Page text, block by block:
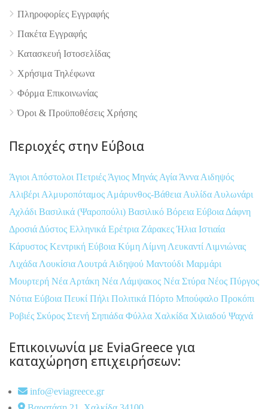
Πληροφορίες Εγγραφής
Πακέτα Εγγραφής
Κατασκευή Ιστοσελίδας
Χρήσιμα Τηλέφωνα
Φόρμα Επικοινωνίας
Όροι & Προϋποθέσεις Xρήσης
Περιοχές στην Εύβοια
Άγιοι Απόστολοι Πετριές Άγιος Μηνάς Αγία Άννα Αιδηψός
Αλιβέρι Αλμυροπόταμος Αμάρυνθος-Βάθεια Αυλίδα Αυλωνάρι
Αχλάδι Βασιλικά (Ψαροπούλι) Βασιλικό Βόρεια Εύβοια Δάφνη
Δροσιά Δύστος Ελληνικά Ερέτρια ΖάρακεςΉλια Ιστιαία
Κάρυστος Κεντρική Εύβοια Κύμη Λίμνη Λευκαντί Λιμνιώνας
Λιχάδα Λουκίσια Λουτρά Αιδηψού Μαντούδι Μαρμάρι
Μουρτερή Νέα Αρτάκη Νέα Λάμψακος Νέα Στύρα Νέος Πύργος
Νότια Εύβοια Πευκί Πήλι Πολιτικά Πόρτο Μπούφαλο Προκόπι
Ροβιές Σκύρος Στενή Σηπιάδα Φύλλα Χαλκίδα Χιλιαδού Ψαχνά
Επικοινωνία με EviaGreece για
καταχώρηση επιχειρήσεων:
info@eviagreece.gr